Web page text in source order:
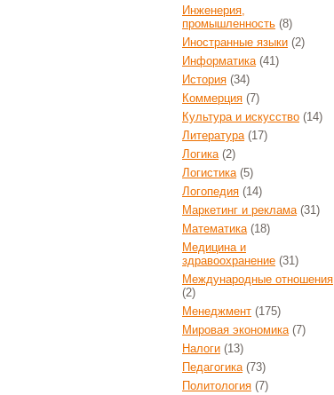
Инженерия,
промышленность (8)
Иностранные языки (2)
Информатика(41)
История (34)
Коммерция (7)
Культура и искусство (14)
Литература(17)
Логика(2)
Логистика(5)
Логопедия (14)
Маркетинг и реклама(31)
Математика(18)
Медицина и
здравоохранение (31)
Международные отношения
(2)
Менеджмент (175)
Мировая экономика(7)
Налоги (13)
Педагогика(73)
Политология (7)